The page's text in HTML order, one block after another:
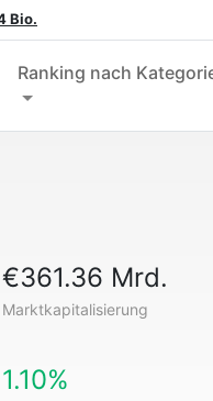
Bio.
Ranking nach
€361.36 Mrd.
Marktkapitalisierung
1.10%